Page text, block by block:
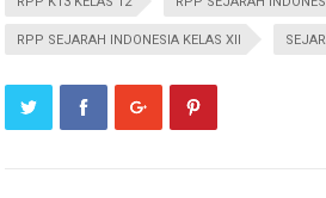
RPP SEJARAH INDONESIA KELAS XII